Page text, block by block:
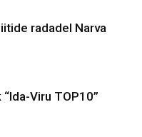
radadel Narva
Viru TOP10”